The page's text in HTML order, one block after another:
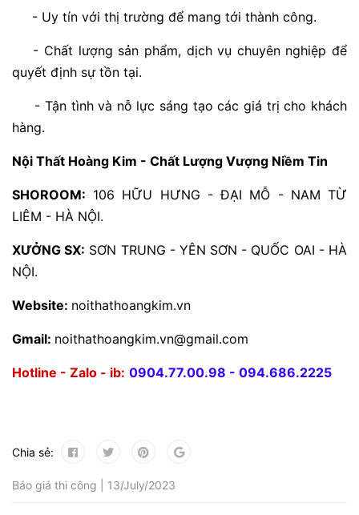
- Uy tín với thị trường để mang tới thành công.
- Chất lượng sản phẩm, dịch vụ chuyên nghiệp để
quyết định sự tồn tại.
- Tận tình và nỗ lực sáng tạo các giá trị cho khách
hàng.
Nội Thất Hoàng Kim - Chất Lượng Vượng Niềm Tin
SHOROOM: 106 HỮU HƯNG - ĐẠI MỖ - NAM TỪ
LIÊM - HÀ NỘI.
XƯỞNG SX: SƠN TRUNG - YÊN SƠN - QUỐC OAI - HÀ
NỘI.
Website: noithathoangkim.vn
Gmail: noithathoangkim.vn@gmail.com
Hotline - Zalo - ib: 0904.77.00.98 - 094.686.2225
Chia sẻ:
Báo giá thi công | 13/July/2023